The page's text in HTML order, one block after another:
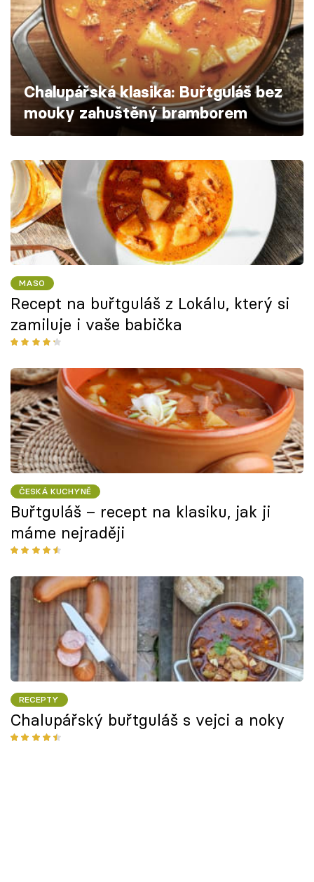
Škola vaření
Recepty z TV
Speciál: Cuketa
Těhotnej kuchař
Přihlášení
Sledujte nás
Chalupářská klasika: Buřtguláš bez
mouky zahuštěný bramborem
MASO
Recept na buřtguláš z Lokálu, který si
zamiluje i vaše babička
ČESKÁ KUCHYNĚ
Buřtguláš – recept na klasiku, jak ji
máme nejraději
RECEPTY
Chalupářský buřtguláš s vejci a noky